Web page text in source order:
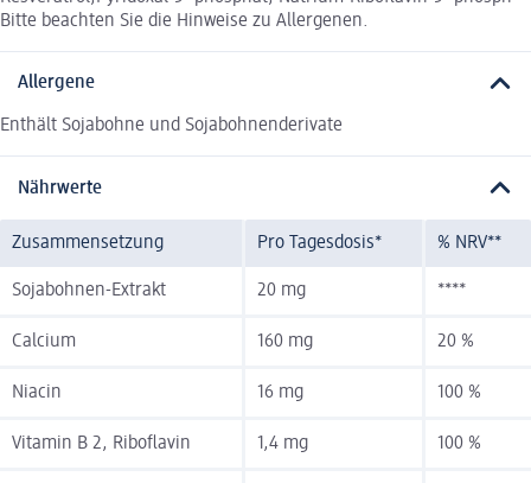
Bitte beachten Sie die Hinweise zu Allergenen.
Allergene
Enthält Sojabohne und Sojabohnenderivate
Nährwerte
Zusammensetzung Pro Tagesdosis* % NRV**
Sojabohnen-Extrakt 20 mg ****
Calcium 160 mg 20 %
Niacin 16 mg 100 %
Vitamin B 2, Riboflavin 1,4 mg 100 %